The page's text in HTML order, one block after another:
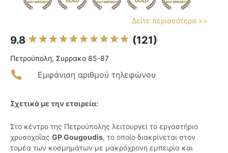
Δείτε περισσότερα >>
9.8 (121)
Πετρούπολη, Συρρακο 85-87
Εμφάνιση αριθμού τηλεφώνου
Σχετικά με την εταιρεία:
Στο κέντρο της Πετρούπολης λειτουργεί το εργαστήριο
χρυσοχοΐας GP Gougoudis, το οποίο διακρίνεται στον
τομέα των κοσμημάτων με μακρόχρονη εμπειρία και